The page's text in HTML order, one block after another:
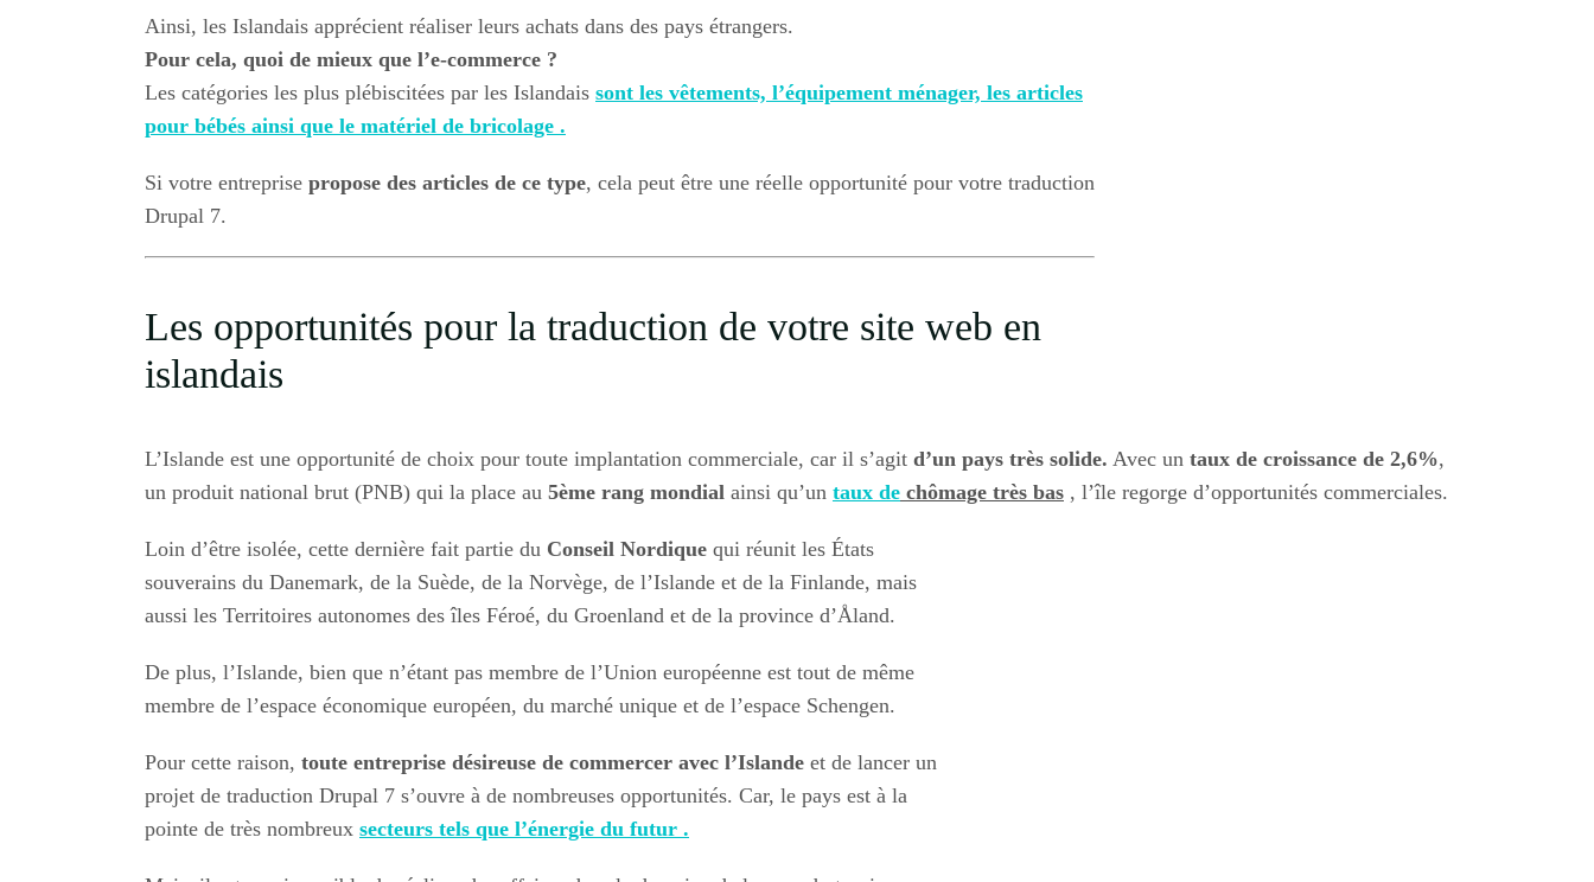
Ainsi, les Islandais apprécient réaliser leurs achats dans des pays étrangers.
Pour cela, quoi de mieux que l’e-commerce ?
Les catégories les plus plébiscitées par les Islandais sont les vêtements, l’équipement ménager, les articles
pour bébés ainsi que le matériel de bricolage .
Si votre entreprise propose des articles de ce type, cela peut être une réelle opportunité pour votre traduction
Drupal 7.
Les opportunités pour la traduction de votre site web en
islandais
L’Islande est une opportunité de choix pour toute implantation commerciale, car il s’agit d’un pays très solide. Avec un taux de croissance de 2,6%,
un produit national brut (PNB) qui la place au 5ème rang mondial ainsi qu’un taux de chômage très bas , l’île regorge d’opportunités commerciales.
Loin d’être isolée, cette dernière fait partie du Conseil Nordique qui réunit les États
souverains du Danemark, de la Suède, de la Norvège, de l’Islande et de la Finlande, mais
aussi les Territoires autonomes des îles Féroé, du Groenland et de la province d’Åland.
De plus, l’Islande, bien que n’étant pas membre de l’Union européenne est tout de même
membre de l’espace économique européen, du marché unique et de l’espace Schengen.
Pour cette raison, toute entreprise désireuse de commercer avec l’Islande et de lancer un
projet de traduction Drupal 7 s’ouvre à de nombreuses opportunités. Car, le pays est à la
pointe de très nombreux secteurs tels que l’énergie du futur .